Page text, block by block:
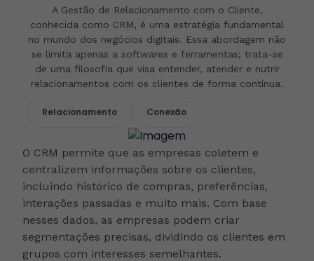
A Gestão de Relacionamento com o Cliente,
conhecida como CRM, é uma estratégia fundamental
no mundo dos negócios digitais. Essa abordagem não
se limita apenas a softwares e ferramentas; trata-se
de uma filosofia que visa entender, atender e nutrir
relacionamentos com os clientes de forma contínua.
Relacionamento Conexão
O CRM permite que as empresas coletem e
centralizem informações sobre os clientes,
incluindo histórico de compras, preferências,
interações passadas e muito mais. Com base
nesses dados, as empresas podem criar
segmentações precisas, dividindo os clientes em
grupos com interesses semelhantes.